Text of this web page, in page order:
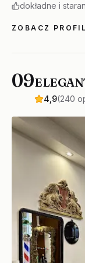
dokładne i
ZOBACZ
09
4,9(240